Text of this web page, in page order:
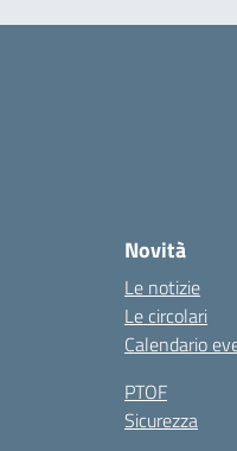
Novità
Le notizie
Le circolari
Calendario
PTOF
Sicurezza